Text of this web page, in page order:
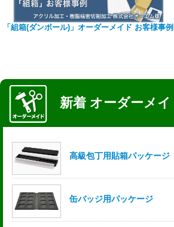
「組箱(ダンボール)」オーダーメイド お客様事例